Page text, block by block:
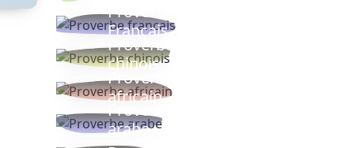
Proverbe
Français
Proverbe
chinois
Proverbe
africain
Proverbe
arabe